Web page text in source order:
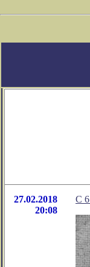
27.02.2018
20:08
С 6